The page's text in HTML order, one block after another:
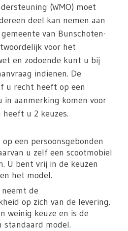
(WMO) moet
deel kan nemen aan
van Bunschoten-
voor het
en zodoende kunt u bij
indienen. De
u recht heeft op een
in aanmerking komen voor
u 2 keuzes.
een persoonsgebonden
u zelf een scootmobiel
U bent vrij in de keuzen
het model.
neemt de
op zich van de levering.
weinig keuze en is de
standaard model.